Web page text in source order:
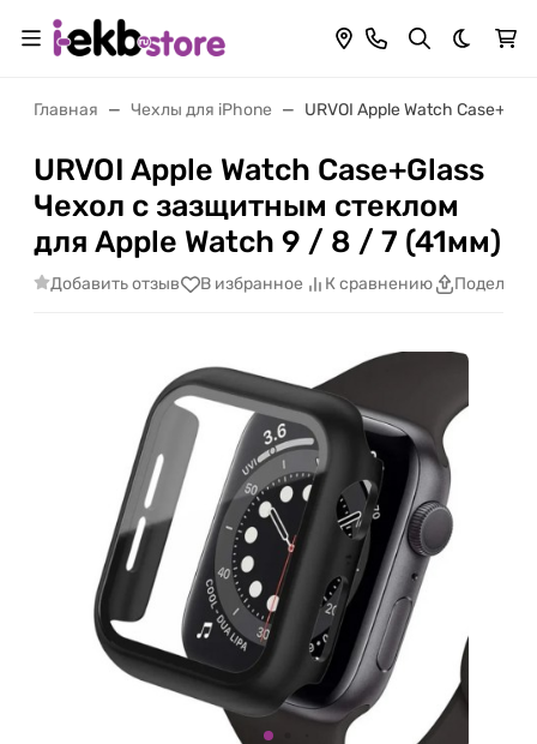
Темная
Главная Чехлы для iPhone URVOI Apple Watch
URVOI Apple Watch Case+Glass
Чехол с зазщитным стеклом
для Apple Watch 9 / 8 / 7 (41мм)
Добавить отзыв В избранное К сравнению